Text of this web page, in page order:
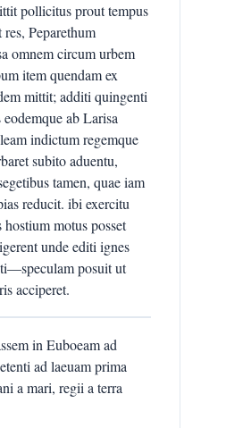
pollicitus prout tempus
Peparethum
omnem circum urbem
item quendam ex
mittit; additi quingenti
ab Larisa
indictum regemque
subito aduentu,
tamen, quae iam
reducit. ibi exercitu
motus posset
unde editi ignes
posuit ut
acciperet.
in Euboeam ad
ad laeuam prima
a mari, regii a terra